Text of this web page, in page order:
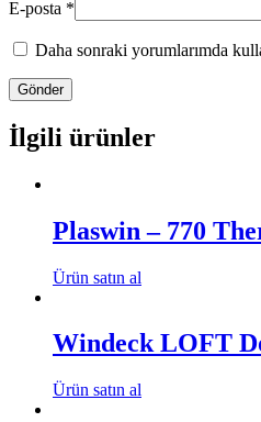
E-posta *
Daha sonraki yorumlarımda
İlgili ürünler
Plaswin – 770
Ürün satın al
Windeck LOFT
Ürün satın al